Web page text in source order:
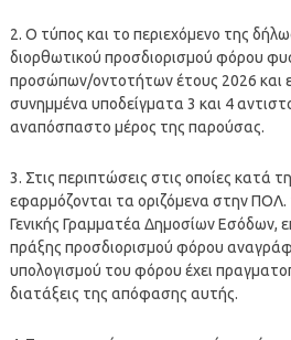
2. Ο τύπος και το περιεχόμενο της
διορθωτικού προσδιορισμού φόρου
προσώπων/οντοτήτων έτους 2026 και
συνημμένα υποδείγματα 3 και 4
αναπόσπαστο μέρος της παρούσας.
3. Στις περιπτώσεις στις οποίες κατά
εφαρμόζονται τα οριζόμενα στην
Γενικής Γραμματέα Δημοσίων Εσόδων,
πράξης προσδιορισμού φόρου
υπολογισμού του φόρου έχει
διατάξεις της απόφασης αυτής.